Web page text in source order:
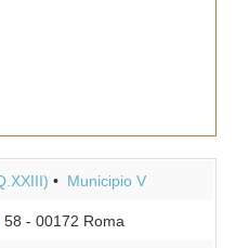
Municipio V
, 58 - 00172 Roma